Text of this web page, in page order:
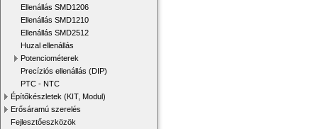
Ellenállás SMD1206
Ellenállás SMD1210
Ellenállás SMD2512
Huzal ellenállás
Potenciométerek
Precíziós ellenállás (DIP)
PTC - NTC
Építőkészletek (KIT, Modul)
Erősáramú szerelés
Fejlesztőeszközök